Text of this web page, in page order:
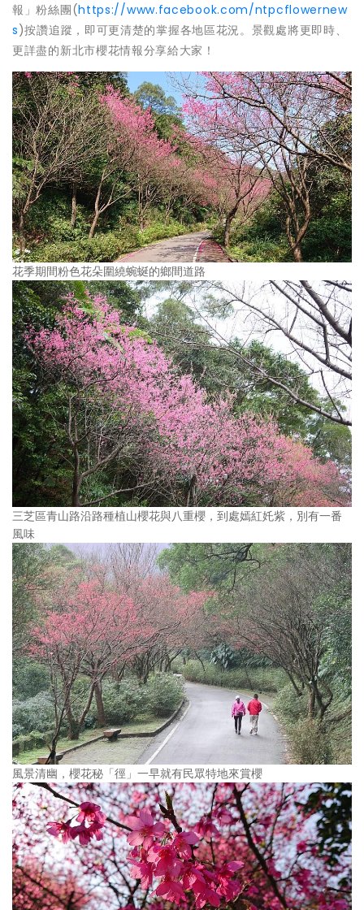
報」粉絲團(https://www.facebook.com/ntpcflowernew
s)按讚追蹤，即可更清楚的掌握各地區花況。景觀處將更即時、
更詳盡的新北市櫻花情報分享給大家！
花季期間粉色花朵圍繞蜿蜒的鄉間道路
三芝區青山路沿路種植山櫻花與八重櫻，到處嫣紅奼紫，別有一番
風味
風景清幽，櫻花秘「徑」一早就有民眾特地來賞櫻